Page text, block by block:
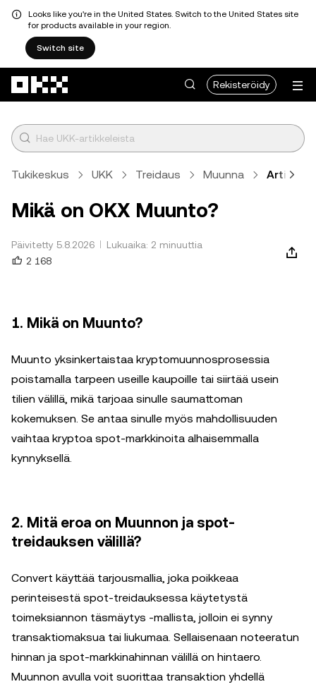
Looks like you're in the United States. Switch to the United States site
for products available in your region.
Switch site
Rekisteröidy
Tukikeskus UKK Treidaus Muunna Artikkeli
Mikä on OKX Muunto?
Päivitetty 5.8.2026
Lukuaika: 2 minuuttia
2 168
1. Mikä on Muunto?
Muunto yksinkertaistaa kryptomuunnosprosessia
poistamalla tarpeen useille kaupoille tai siirtää usein
tilien välillä, mikä tarjoaa sinulle saumattoman
kokemuksen. Se antaa sinulle myös mahdollisuuden
vaihtaa kryptoa spot-markkinoita alhaisemmalla
kynnyksellä.
2. Mitä eroa on Muunnon ja spot-
treidauksen välillä?
Convert käyttää tarjousmallia, joka poikkeaa
perinteisestä spot-treidauksessa käytetystä
toimeksiannon täsmäytys -mallista, jolloin ei synny
transaktiomaksua tai liukumaa. Sellaisenaan noteeratun
hinnan ja spot-markkinahinnan välillä on hintaero.
Muunnon avulla voit suorittaa transaktion yhdellä